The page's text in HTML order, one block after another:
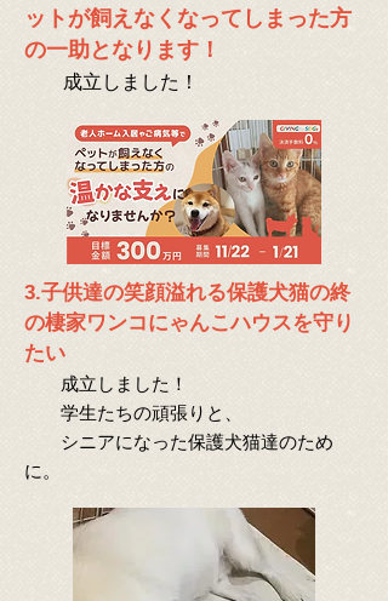
ットが飼えなくなってしまった方
の一助となります！
成立しました！
3.子供達の笑顔溢れる保護犬猫の終
の棲家ワンコにゃんこハウスを守り
たい
成立しました！
学生たちの頑張りと、
シニアになった保護犬猫達のため
に。